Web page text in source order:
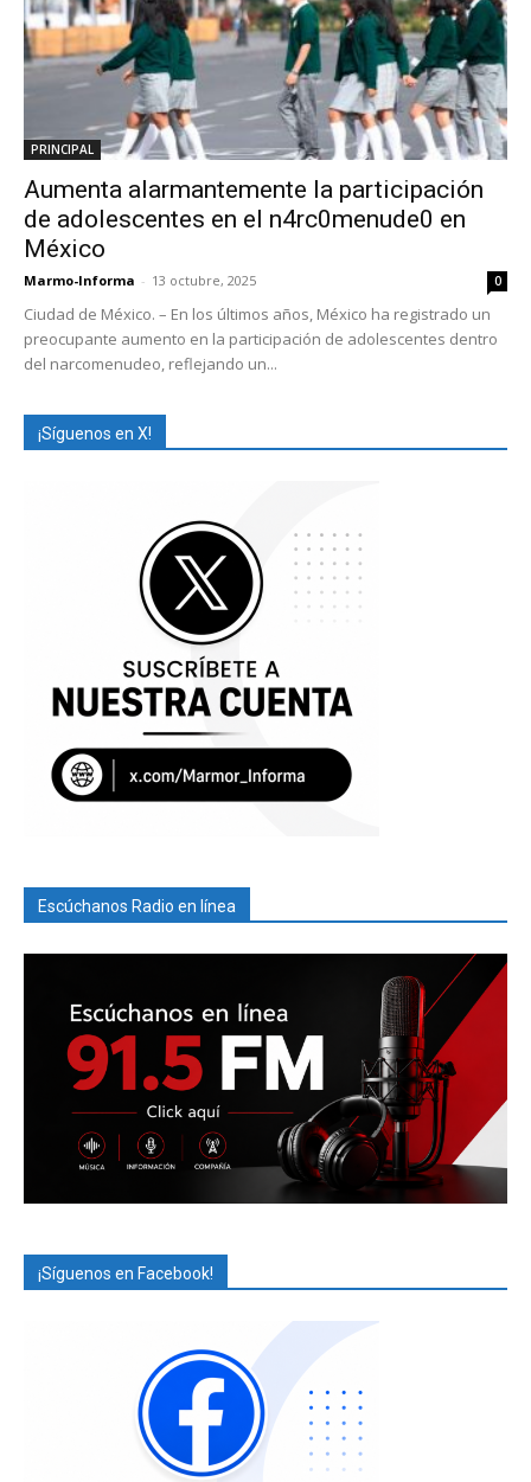
PRINCIPAL
Aumenta alarmantemente la participación
de adolescentes en el n4rc0menude0 en
México
Marmo-Informa - 13 octubre, 2025 0
Ciudad de México. – En los últimos años, México ha registrado un
preocupante aumento en la participación de adolescentes dentro
del narcomenudeo, reflejando un...
¡Síguenos en X!
Escúchanos Radio en línea
¡Síguenos en Facebook!